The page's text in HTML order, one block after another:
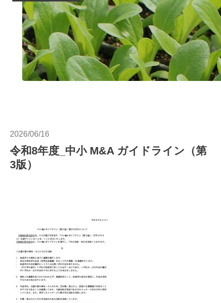
2026/06/16
令和8年度_中小 M&A ガイドライン（第
3版）